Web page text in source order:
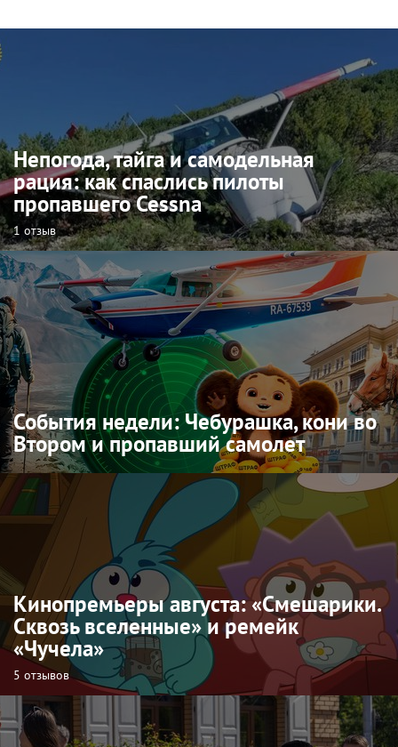
Непогода, тайга и самодельная
рация: как спаслись пилоты
пропавшего Cessna
1 отзыв
События недели: Чебурашка, кони во
Втором и пропавший самолет
Кинопремьеры августа: «Смешарики.
Сквозь вселенные» и ремейк
«Чучела»
5 отзывов